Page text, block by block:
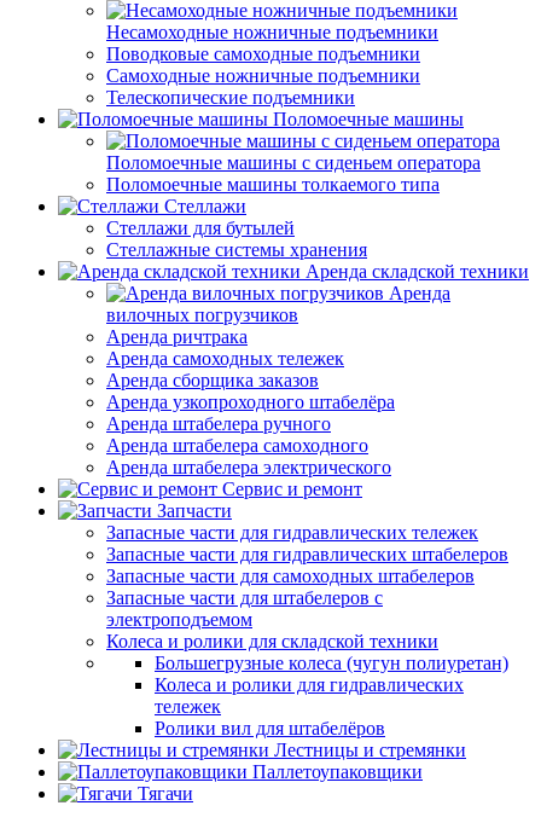
Несамоходные ножничные подъемники
Поводковые самоходные подъемники
Самоходные ножничные подъемники
Телескопические подъемники
Поломоечные машины
Поломоечные машины с сиденьем оператора
Поломоечные машины толкаемого типа
Стеллажи
Стеллажи для бутылей
Стеллажные системы хранения
Аренда складской техники
Аренда
вилочных погрузчиков
Аренда ричтрака
Аренда самоходных тележек
Аренда сборщика заказов
Аренда узкопроходного штабелёра
Аренда штабелера ручного
Аренда штабелера самоходного
Аренда штабелера электрического
Сервис и ремонт
Запчасти
Запасные части для гидравлических тележек
Запасные части для гидравлических штабелеров
Запасные части для самоходных штабелеров
Запасные части для штабелеров с
электроподъемом
Колеса и ролики для складской техники
Большегрузные колеса (чугун полиуретан)
Колеса и ролики для гидравлических
тележек
Ролики вил для штабелёров
Лестницы и стремянки
Паллетоупаковщики
Тягачи